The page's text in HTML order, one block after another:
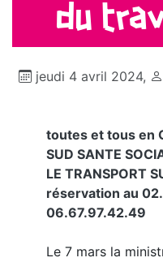
du
jeudi 4 avril 2024,
toutes et tous en
SUD SANTE
LE TRANSPORT
réservation au
06.67.97.42.49
Le 7 mars la